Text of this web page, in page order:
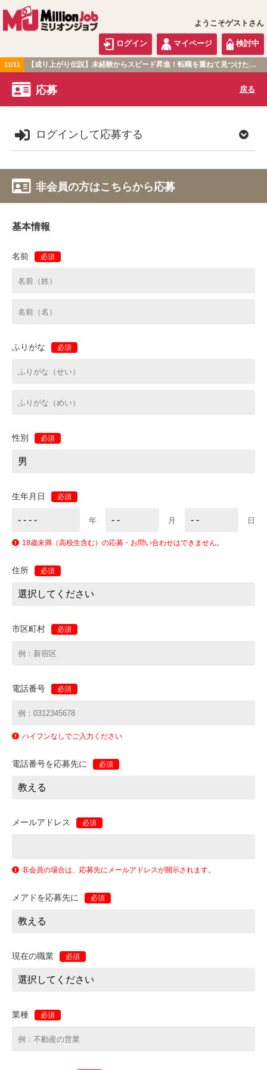
ようこそゲストさん
ログイン マイページ 検討中
11/11 【成り上がり伝説】未経験からスピード昇進！転職を重ねて見つけた『本当に働きやすい職場』とは？
関東版
応募 戻る
ログインして応募する
非会員の方はこちらから応募
基本情報
名前 必須
ふりがな 必須
性別 必須
生年月日 必須
年 月 日
18歳未満（高校生含む）の応募・お問い合わせはできません。
住所 必須
市区町村 必須
電話番号 必須
ハイフンなしでご入力ください
電話番号を応募先に 必須
メールアドレス 必須
非会員の場合は、応募先にメールアドレスが開示されます。
メアドを応募先に 必須
現在の職業 必須
業種 必須